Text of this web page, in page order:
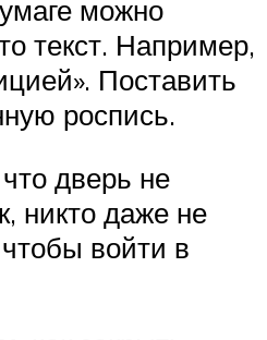
можно
текст. Например,
Поставить
роспись.
дверь не
никто даже не
войти в